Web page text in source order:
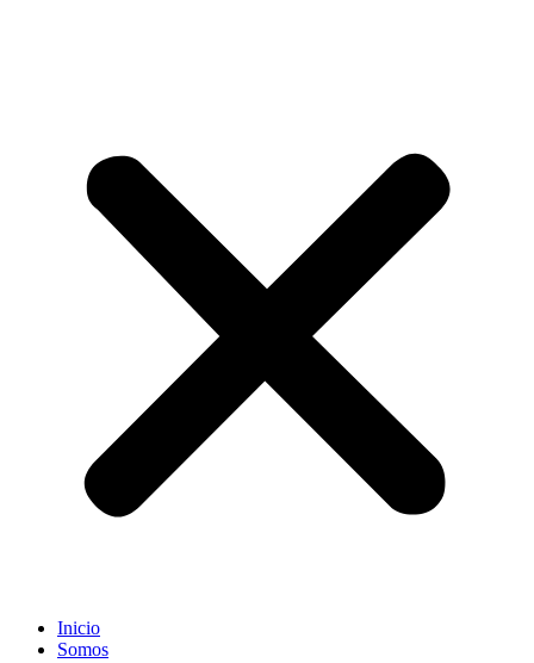
Inicio
Somos